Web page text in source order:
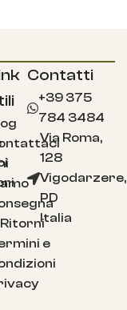
e
Contatti
+39 375
784 3484
Via Roma,
128
Vigodarzere,
PD
Italia